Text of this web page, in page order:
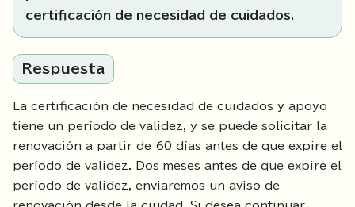
certificación de necesidad de cuidados.
Respuesta
La certificación de necesidad de cuidados y apoyo
tiene un período de validez, y se puede solicitar la
renovación a partir de 60 días antes de que expire el
período de validez. Dos meses antes de que expire el
período de validez, enviaremos un aviso de